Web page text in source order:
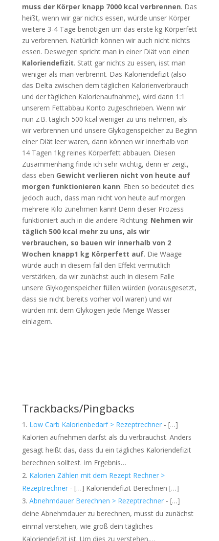
muss der Körper knapp 7000 kcal verbrennen. Das
heißt, wenn wir gar nichts essen, würde unser Körper
weitere 3-4 Tage benötigen um das erste kg Körperfett
zu verbrennen. Natürlich können wir auch nicht nichts
essen. Deswegen spricht man in einer Diät von einen
Kaloriendefizit. Statt gar nichts zu essen, isst man
weniger als man verbrennt. Das Kaloriendefizit (also
das Delta zwischen dem täglichen Kalorienverbrauch
und der täglichen Kalorienaufnahme), wird dann 1:1
unserem Fettabbau Konto zugeschrieben. Wenn wir
nun z.B. täglich 500 kcal weniger zu uns nehmen, als
wir verbrennen und unsere Glykogenspeicher zu Beginn
einer Diät leer waren, dann können wir innerhalb von
14 Tagen 1kg reines Körperfett abbauen. Diesen
Zusammenhang finde ich sehr wichtig, denn er zeigt,
dass eben Gewicht verlieren nicht von heute auf
morgen funktionieren kann. Eben so bedeutet dies
jedoch auch, dass man nicht von heute auf morgen
mehrere Kilo zunehmen kann! Denn dieser Prozess
funktioniert auch in die andere Richtung: Nehmen wir
täglich 500 kcal mehr zu uns, als wir
verbrauchen, so bauen wir innerhalb von 2
Wochen knapp1 kg Körperfett auf. Die Waage
würde auch in diesem fall den Effekt vermutlich
verstärken, da wir zunächst auch in diesem Falle
unsere Glykogenspeicher füllen würden (vorausgesetzt,
dass sie nicht bereits vorher voll waren) und wir
würden mit dem Glykogen jede Menge Wasser
einlagern.
Trackbacks/Pingbacks
Low Carb Kalorienbedarf > Rezeptrechner- […]
Kalorien aufnehmen darfst als du verbrauchst. Anders
gesagt heißt das, dass du ein tägliches Kaloriendefizit
berechnen solltest. Im Ergebnis…
Kalorien Zählen mit dem Rezept Rechner >
Rezeptrechner- […] Kaloriendefizit Berechnen […]
Abnehmdauer Berechnen > Rezeptrechner- […]
deine Abnehmdauer zu berechnen, musst du zunächst
einmal verstehen, wie groß dein tägliches
Kaloriendefizit ist. Um dies zu verstehen,…